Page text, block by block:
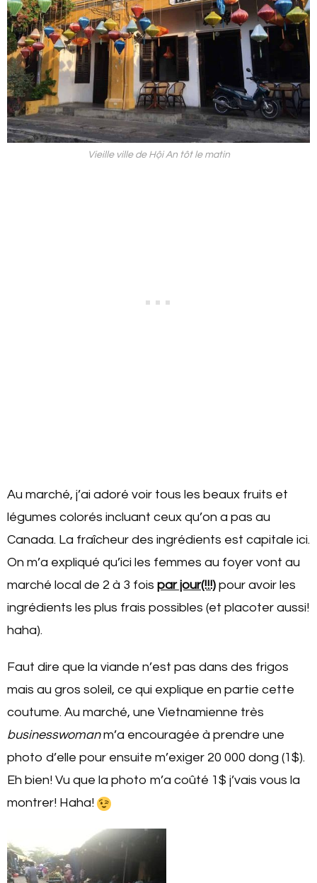
Vieille ville de Hội An tôt le matin
Au marché, j’ai adoré voir tous les beaux fruits et
légumes colorés incluant ceux qu’on a pas au
Canada. La fraîcheur des ingrédients est capitale ici.
On m’a expliqué qu’ici les femmes au foyer vont au
marché local de 2 à 3 fois par jour(!!!) pour avoir les
ingrédients les plus frais possibles (et placoter aussi!
haha).
Faut dire que la viande n’est pas dans des frigos
mais au gros soleil, ce qui explique en partie cette
coutume. Au marché, une Vietnamienne très
businesswomanm’a encouragée à prendre une
photo d’elle pour ensuite m’exiger 20 000 dong (1$).
Eh bien! Vu que la photo m’a coûté 1$ j’vais vous la
montrer! Haha!